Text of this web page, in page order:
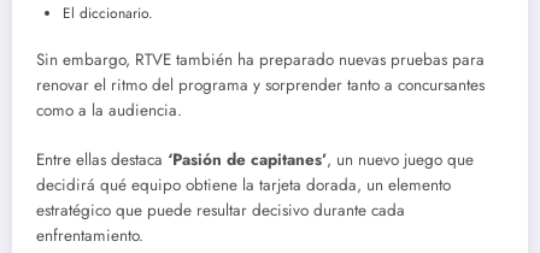
El diccionario.
Sin embargo, RTVE también ha preparado nuevas pruebas para
renovar el ritmo del programa y sorprender tanto a concursantes
como a la audiencia.
Entre ellas destaca ‘Pasión de capitanes’, un nuevo juego que
decidirá qué equipo obtiene la tarjeta dorada, un elemento
estratégico que puede resultar decisivo durante cada
enfrentamiento.